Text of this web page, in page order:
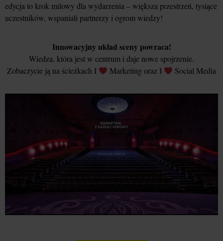
edycja to krok milowy dla wydarzenia – większa przestrzeń, tysiące
uczestników, wspaniali partnerzy i ogrom wiedzy!
Innowacyjny układ sceny powraca!
Wiedza, która jest w centrum i daje nowe spojrzenie.
Zobaczycie ją na ścieżkach I
Marketing oraz I Social Media